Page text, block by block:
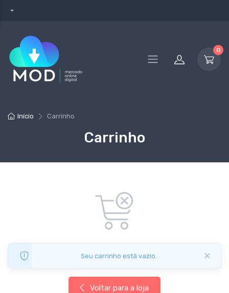
0
Início Carrinho
Carrinho
×
Seu carrinho está vazio.
Voltar para a loja